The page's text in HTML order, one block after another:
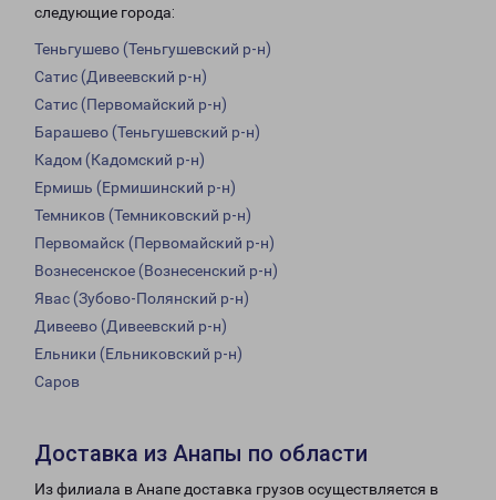
следующие города:
Теньгушево (Теньгушевский р-н)
Сатис (Дивеевский р-н)
Сатис (Первомайский р-н)
Барашево (Теньгушевский р-н)
Кадом (Кадомский р-н)
Ермишь (Ермишинский р-н)
Темников (Темниковский р-н)
Первомайск (Первомайский р-н)
Вознесенское (Вознесенский р-н)
Явас (Зубово-Полянский р-н)
Дивеево (Дивеевский р-н)
Ельники (Ельниковский р-н)
Саров
Доставка из Анапы по области
Из филиала в Анапе доставка грузов осуществляется в